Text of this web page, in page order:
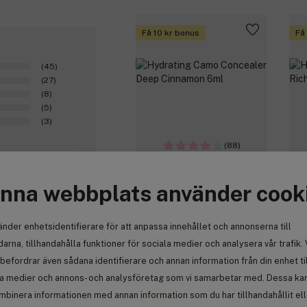
webbplats använder
enhetsidentifierare för att anpassa innehållet och annonserna till
tillhandahålla funktioner för sociala medier och analysera vår trafik.
även sådana identifierare och annan information från din enhet
medier och annons- och analysföretag som vi samarbetar med. Dessa
informationen med annan information som du har tillhandahållit
Få 10 kr bonus
(88)
Hydrating Camo Concealer
99 kr
Få 10 kr bonus Få
(45)
(27)
(8)
(5)
(3)
ei ole tehnyt,